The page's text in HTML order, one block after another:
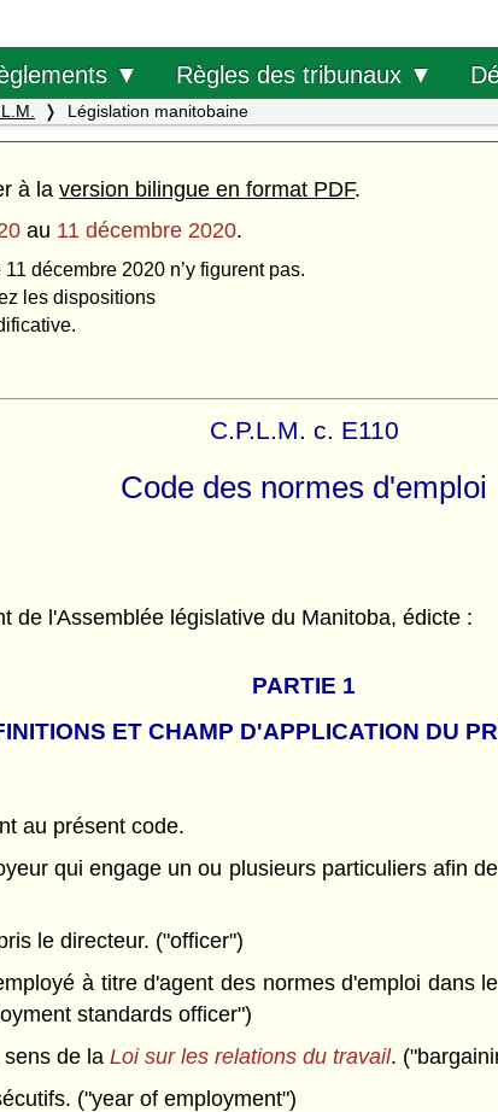
▼ Règles des tribunaux ▼
Législation manitobaine
à la version bilingue en format PDF.
au 11 décembre 2020.
décembre 2020 n’y figurent pas.
les dispositions
C.P.L.M. c. E110
Code des normes d'emploi
de l'Assemblée législative du Manitoba, édicte :
PARTIE 1
ET CHAMP D'APPLICATION DU
au présent code.
qui engage un ou plusieurs particuliers afin
le directeur. ("officer")
à titre d'agent des normes d'emploi dans
standards officer")
de la Loi sur les relations du travail.
("year of employment")